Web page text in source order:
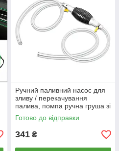
Ручний паливний насос для
зливу / перекачування
палива, помпа ручна груша зі
шлангом 2 метри і хомутами,
для авто
Готово до відправки
341 ₴